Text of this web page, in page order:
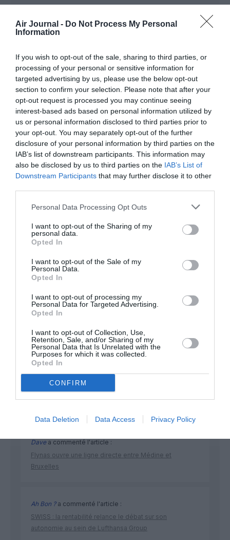
Air Journal - Do Not Process My Personal
Information
If you wish to opt-out of the sale, sharing to third parties, or
processing of your personal or sensitive information for
targeted advertising by us, please use the below opt-out
section to confirm your selection. Please note that after your
opt-out request is processed you may continue seeing
interest-based ads based on personal information utilized by
us or personal information disclosed to third parties prior to
your opt-out. You may separately opt-out of the further
disclosure of your personal information by third parties on the
IAB’s list of downstream participants. This information may
also be disclosed by us to third parties on the IAB’s List of
Downstream Participants that may further disclose it to other
Personal Data Processing Opt Outs
I want to opt-out of the Sharing of my
personal data.
Opted In
I want to opt-out of the Sale of my
Personal Data.
Opted In
I want to opt-out of processing my
Personal Data for Targeted Advertising.
Opted In
I want to opt-out of Collection, Use,
Retention, Sale, and/or Sharing of my
Personal Data that Is Unrelated with the
Purposes for which it was collected.
Opted In
CONFIRM
Data Deletion Data Access Privacy Policy
min
Qui a dit que Ryanair n’arrivait pas à recruter ?
RÉPONDRE
Roupettes de Lapins
20 octobre 2017 - 10 h 47
Enfumage…..
RÉPONDRE
LAISSER UN COMMENTAIRE
FAIRE UN DON
Soutenez Air Journal participez
à son
DERNIERS COMMENTAIRES
Davea commenté l'article :
Flynas ouvre une ligne directe entre Médine et
Bruxelles
Ah Bon ?a commenté l'article :
SWISS : la rentabilité relance le débat sur son
autonomie au sein de Lufthansa Group